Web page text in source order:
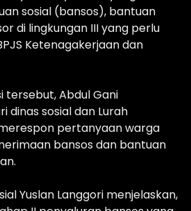
sosial (bansos), bantuan
di lingkungan III yang perlu
Ketenagakerjaan dan
tersebut, Abdul Gani
dinas sosial dan Lurah
pertanyaan warga
bansos dan bantuan
Yuslan Langgori menjelaskan,